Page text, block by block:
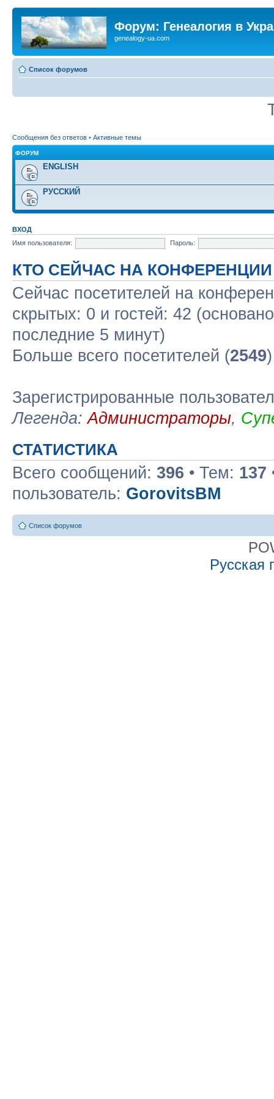
Форум: Генеалогия в
genealogy-ua.com
Список форумов
Сообщения без ответов • Активные темы
ФОРУМ
ENGLISH
РУССКИЙ
ВХОД
Имя пользователя:
Пароль:
КТО СЕЙЧАС НА КОНФЕРЕНЦИИ
Сейчас посетителей на
скрытых: 0 и гостей: 42
последние 5 минут)
Больше всего посетителей (2549
Зарегистрированные
Легенда:Администраторы,
СТАТИСТИКА
Всего сообщений: 396 • Тем: 137
пользователь: GorovitsBM
Список форумов
Русская